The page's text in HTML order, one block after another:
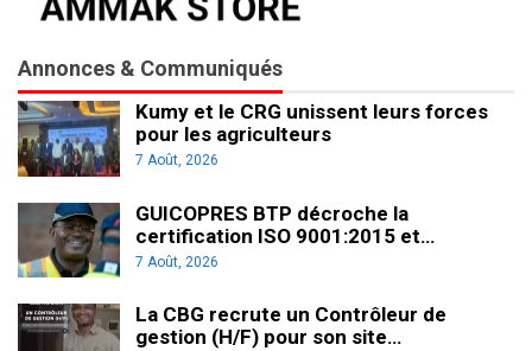
Annonces & Communiqués
Kumy et le CRG unissent leurs forces
pour les agriculteurs
7 Août, 2026
GUICOPRES BTP décroche la
certification ISO 9001:2015 et…
7 Août, 2026
La CBG recrute un Contrôleur de
gestion (H/F) pour son site…